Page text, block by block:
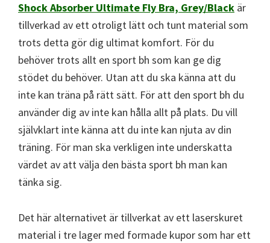
Shock Absorber Ultimate Fly Bra, Grey/Black är
tillverkad av ett otroligt lätt och tunt material som
trots detta gör dig ultimat komfort. För du
behöver trots allt en sport bh som kan ge dig
stödet du behöver. Utan att du ska känna att du
inte kan träna på rätt sätt. För att den sport bh du
använder dig av inte kan hålla allt på plats. Du vill
självklart inte känna att du inte kan njuta av din
träning. För man ska verkligen inte underskatta
värdet av att välja den bästa sport bh man kan
tänka sig.
Det här alternativet är tillverkat av ett laserskuret
material i tre lager med formade kupor som har ett